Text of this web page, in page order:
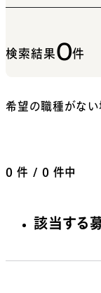
検索結果0件
希望の職種がない
0 件 / 0 件中
該当する